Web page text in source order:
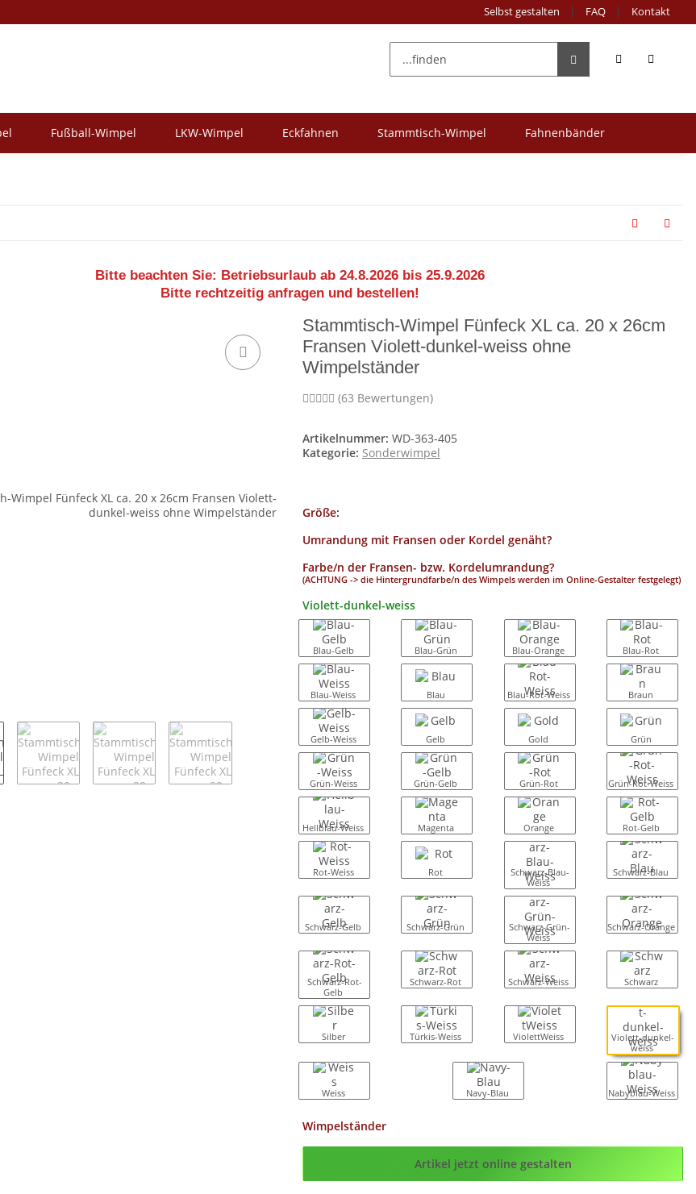
Selbst gestalten FAQ Kontakt
Fußball-Wimpel LKW-Wimpel Eckfahnen Stammtisch-Wimpel Fahnenbänder
Bitte beachten Sie: Betriebsurlaub ab 24.8.2026 bis 25.9.2026
Bitte rechtzeitig anfragen und bestellen!
Stammtisch-Wimpel Fünfeck XL ca. 20 x 26cm
Fransen Violett-dunkel-weiss ohne
Wimpelständer
(63 Bewertungen)
Artikelnummer: WD-363-405
Kategorie: Sonderwimpel
Größe:
Umrandung mit Fransen oder Kordel genäht?
Farbe/n der Fransen- bzw. Kordelumrandung?
(ACHTUNG -> die Hintergrundfarbe/n des Wimpels werden im Online-Gestalter festgelegt)
Violett-dunkel-weiss
Blau-Gelb Blau-Grün Blau-Orange Blau-Rot
Blau-Weiss Blau Blau-Rot-Weiss Braun
Gelb-Weiss Gelb Gold Grün
Grün-Weiss Grün-Gelb Grün-Rot Grün-Rot-Weiss
Hellblau-Weiss Magenta Orange Rot-Gelb
Rot-Weiss Rot
Schwarz-Blau-
Weiss
Schwarz-Blau
Schwarz-Gelb Schwarz-Grün
Schwarz-Grün-
Weiss
Schwarz-Orange
Schwarz-Rot-
Gelb
Schwarz-Rot Schwarz-Weiss Schwarz
Silber Türkis-Weiss ViolettWeiss
Violett-dunkel-
weiss
Weiss Navy-Blau Nabyblau-Weiss
Wimpelständer
Config_ID
Artikel jetzt online gestalten